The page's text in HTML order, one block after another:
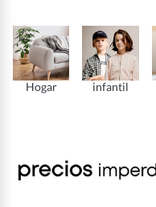
Hogar infantil